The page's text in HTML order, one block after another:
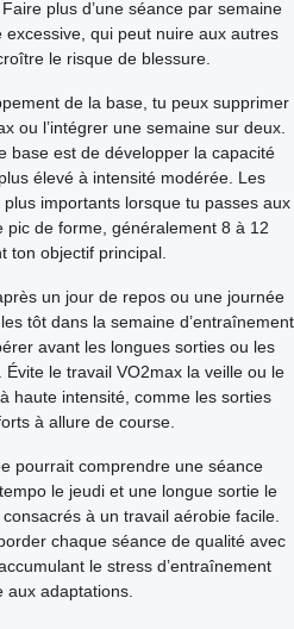
plus d’une séance par semaine
qui peut nuire aux autres
le risque de blessure.
de la base, tu peux supprimer
ou l’intégrer une semaine sur deux.
base est de développer la capacité
élevé à intensité modérée. Les
importants lorsque tu passes aux
pic de forme, généralement 8 à 12
ton objectif principal.
un jour de repos ou une journée
tôt dans la semaine d’entraînement
avant les longues sorties ou les
le travail VO2max la veille ou le
haute intensité, comme les sorties
à allure de course.
pourrait comprendre une séance
le jeudi et une longue sortie le
à un travail aérobie facile.
chaque séance de qualité avec
le stress d’entraînement
aux adaptations.